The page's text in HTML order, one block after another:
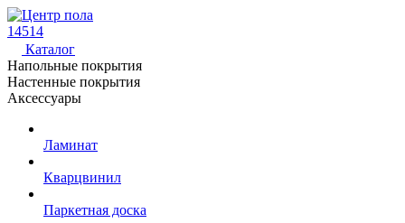
14514
Каталог
Напольные покрытия
Настенные покрытия
Аксессуары
Ламинат
Кварцвинил
Паркетная доска